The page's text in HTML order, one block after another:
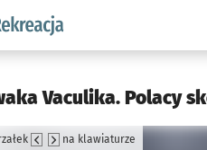
podserwis: Sport i
Vaculika. Polacy
na klawiaturze